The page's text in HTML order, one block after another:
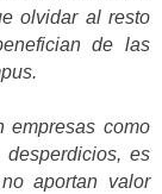
olvidar al resto
de las
empresas como
es
aportan valor